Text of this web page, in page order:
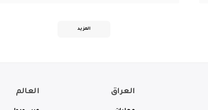
المزيد
العراق العالم